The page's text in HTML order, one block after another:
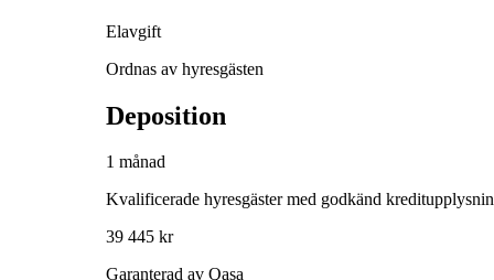
Elavgift
Ordnas av hyresgästen
Deposition
1 månad
Kvalificerade hyresgäster med godkänd
39 445 kr
Garanterad av Qasa